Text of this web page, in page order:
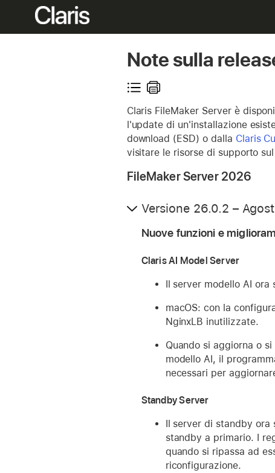
Note sulla
Claris FileMaker Server è
l'update di un'installazione
download (ESD) o dalla Claris
visitare le risorse di supporto
FileMaker Server 2026
Versione 26.0.2 –
Nuove funzioni e
Claris AI Model Server
Il server modello AI
macOS: con la
NginxLB inutilizzate.
Quando si aggiorna o
modello AI, il
necessari per
Standby Server
Il server di standby ora
standby a primario. I
quando si ripassa ad
riconfigurazione.